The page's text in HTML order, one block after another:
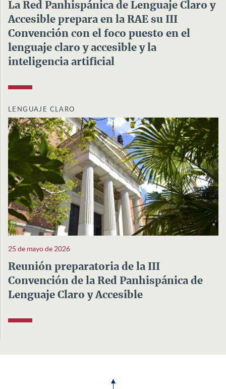
La Red Panhispánica de Lenguaje Claro y
Accesible prepara en la RAE su III
Convención con el foco puesto en el
lenguaje claro y accesible y la
inteligencia artificial
LENGUAJE CLARO
25 de mayo de 2026
Reunión preparatoria de la III
Convención de la Red Panhispánica de
Lenguaje Claro y Accesible